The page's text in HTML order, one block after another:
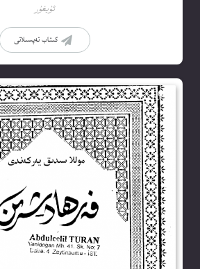
ئۇيغۇر
كىتاب تەپسىلاتى